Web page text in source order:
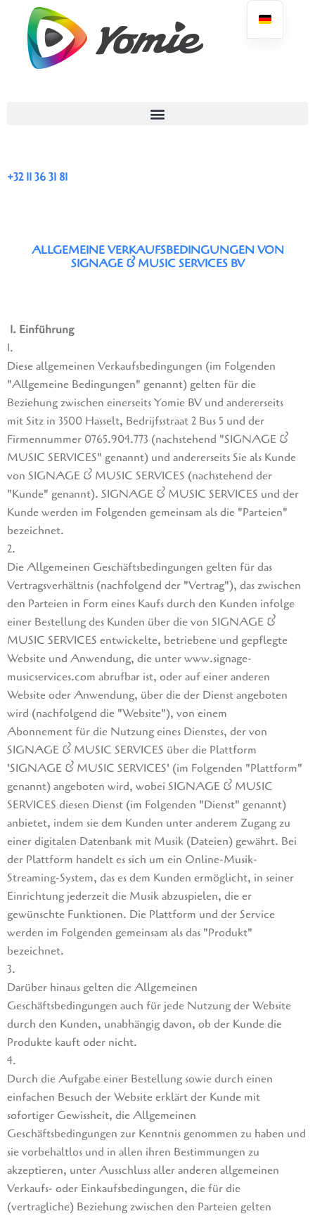
+32 11 36 31 81
ALLGEMEINE VERKAUFSBEDINGUNGEN VON
SIGNAGE & MUSIC SERVICES BV
1. Einführung
1.
Diese allgemeinen Verkaufsbedingungen (im Folgenden
"Allgemeine Bedingungen" genannt) gelten für die
Beziehung zwischen einerseits Yomie BV und andererseits
mit Sitz in 3500 Hasselt, Bedrijfsstraat 2 Bus 5 und der
Firmennummer 0765.904.773 (nachstehend "SIGNAGE &
MUSIC SERVICES" genannt) und andererseits Sie als Kunde
von SIGNAGE & MUSIC SERVICES (nachstehend der
"Kunde" genannt). SIGNAGE & MUSIC SERVICES und der
Kunde werden im Folgenden gemeinsam als die "Parteien"
bezeichnet.
2.
Die Allgemeinen Geschäftsbedingungen gelten für das
Vertragsverhältnis (nachfolgend der "Vertrag"), das zwischen
den Parteien in Form eines Kaufs durch den Kunden infolge
einer Bestellung des Kunden über die von SIGNAGE &
MUSIC SERVICES entwickelte, betriebene und gepflegte
Website und Anwendung, die unter www.signage-
musicservices.com abrufbar ist, oder auf einer anderen
Website oder Anwendung, über die der Dienst angeboten
wird (nachfolgend die "Website"), von einem
Abonnement für die Nutzung eines Dienstes, der von
SIGNAGE & MUSIC SERVICES über die Plattform
'SIGNAGE & MUSIC SERVICES' (im Folgenden "Plattform"
genannt) angeboten wird, wobei SIGNAGE & MUSIC
SERVICES diesen Dienst (im Folgenden "Dienst" genannt)
anbietet, indem sie dem Kunden unter anderem Zugang zu
einer digitalen Datenbank mit Musik (Dateien) gewährt. Bei
der Plattform handelt es sich um ein Online-Musik-
Streaming-System, das es dem Kunden ermöglicht, in seiner
Einrichtung jederzeit die Musik abzuspielen, die er
gewünschte Funktionen. Die Plattform und der Service
werden im Folgenden gemeinsam als das "Produkt"
bezeichnet.
3.
Darüber hinaus gelten die Allgemeinen
Geschäftsbedingungen auch für jede Nutzung der Website
durch den Kunden, unabhängig davon, ob der Kunde die
Produkte kauft oder nicht.
4.
Durch die Aufgabe einer Bestellung sowie durch einen
einfachen Besuch der Website erklärt der Kunde mit
sofortiger Gewissheit, die Allgemeinen
Geschäftsbedingungen zur Kenntnis genommen zu haben und
sie vorbehaltlos und in allen ihren Bestimmungen zu
akzeptieren, unter Ausschluss aller anderen allgemeinen
Verkaufs- oder Einkaufsbedingungen, die für die
(vertragliche) Beziehung zwischen den Parteien gelten